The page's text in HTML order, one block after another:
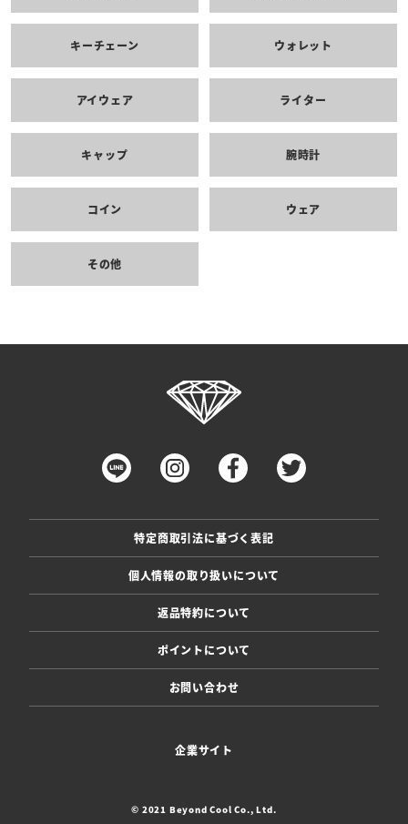
キーチェーン ウォレット
アイウェア ライター
キャップ 腕時計
コイン ウェア
その他
特定商取引法に基づく表記
個人情報の取り扱いについて
返品特約について
ポイントについて
お問い合わせ
企業サイト
© 2021 Beyond Cool Co., Ltd.